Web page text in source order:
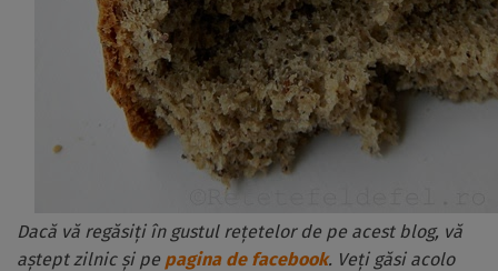
Dacă vă regăsiți în gustul rețetelor de pe acest blog, vă
aștept zilnic și pe pagina de facebook. Veți găsi acolo